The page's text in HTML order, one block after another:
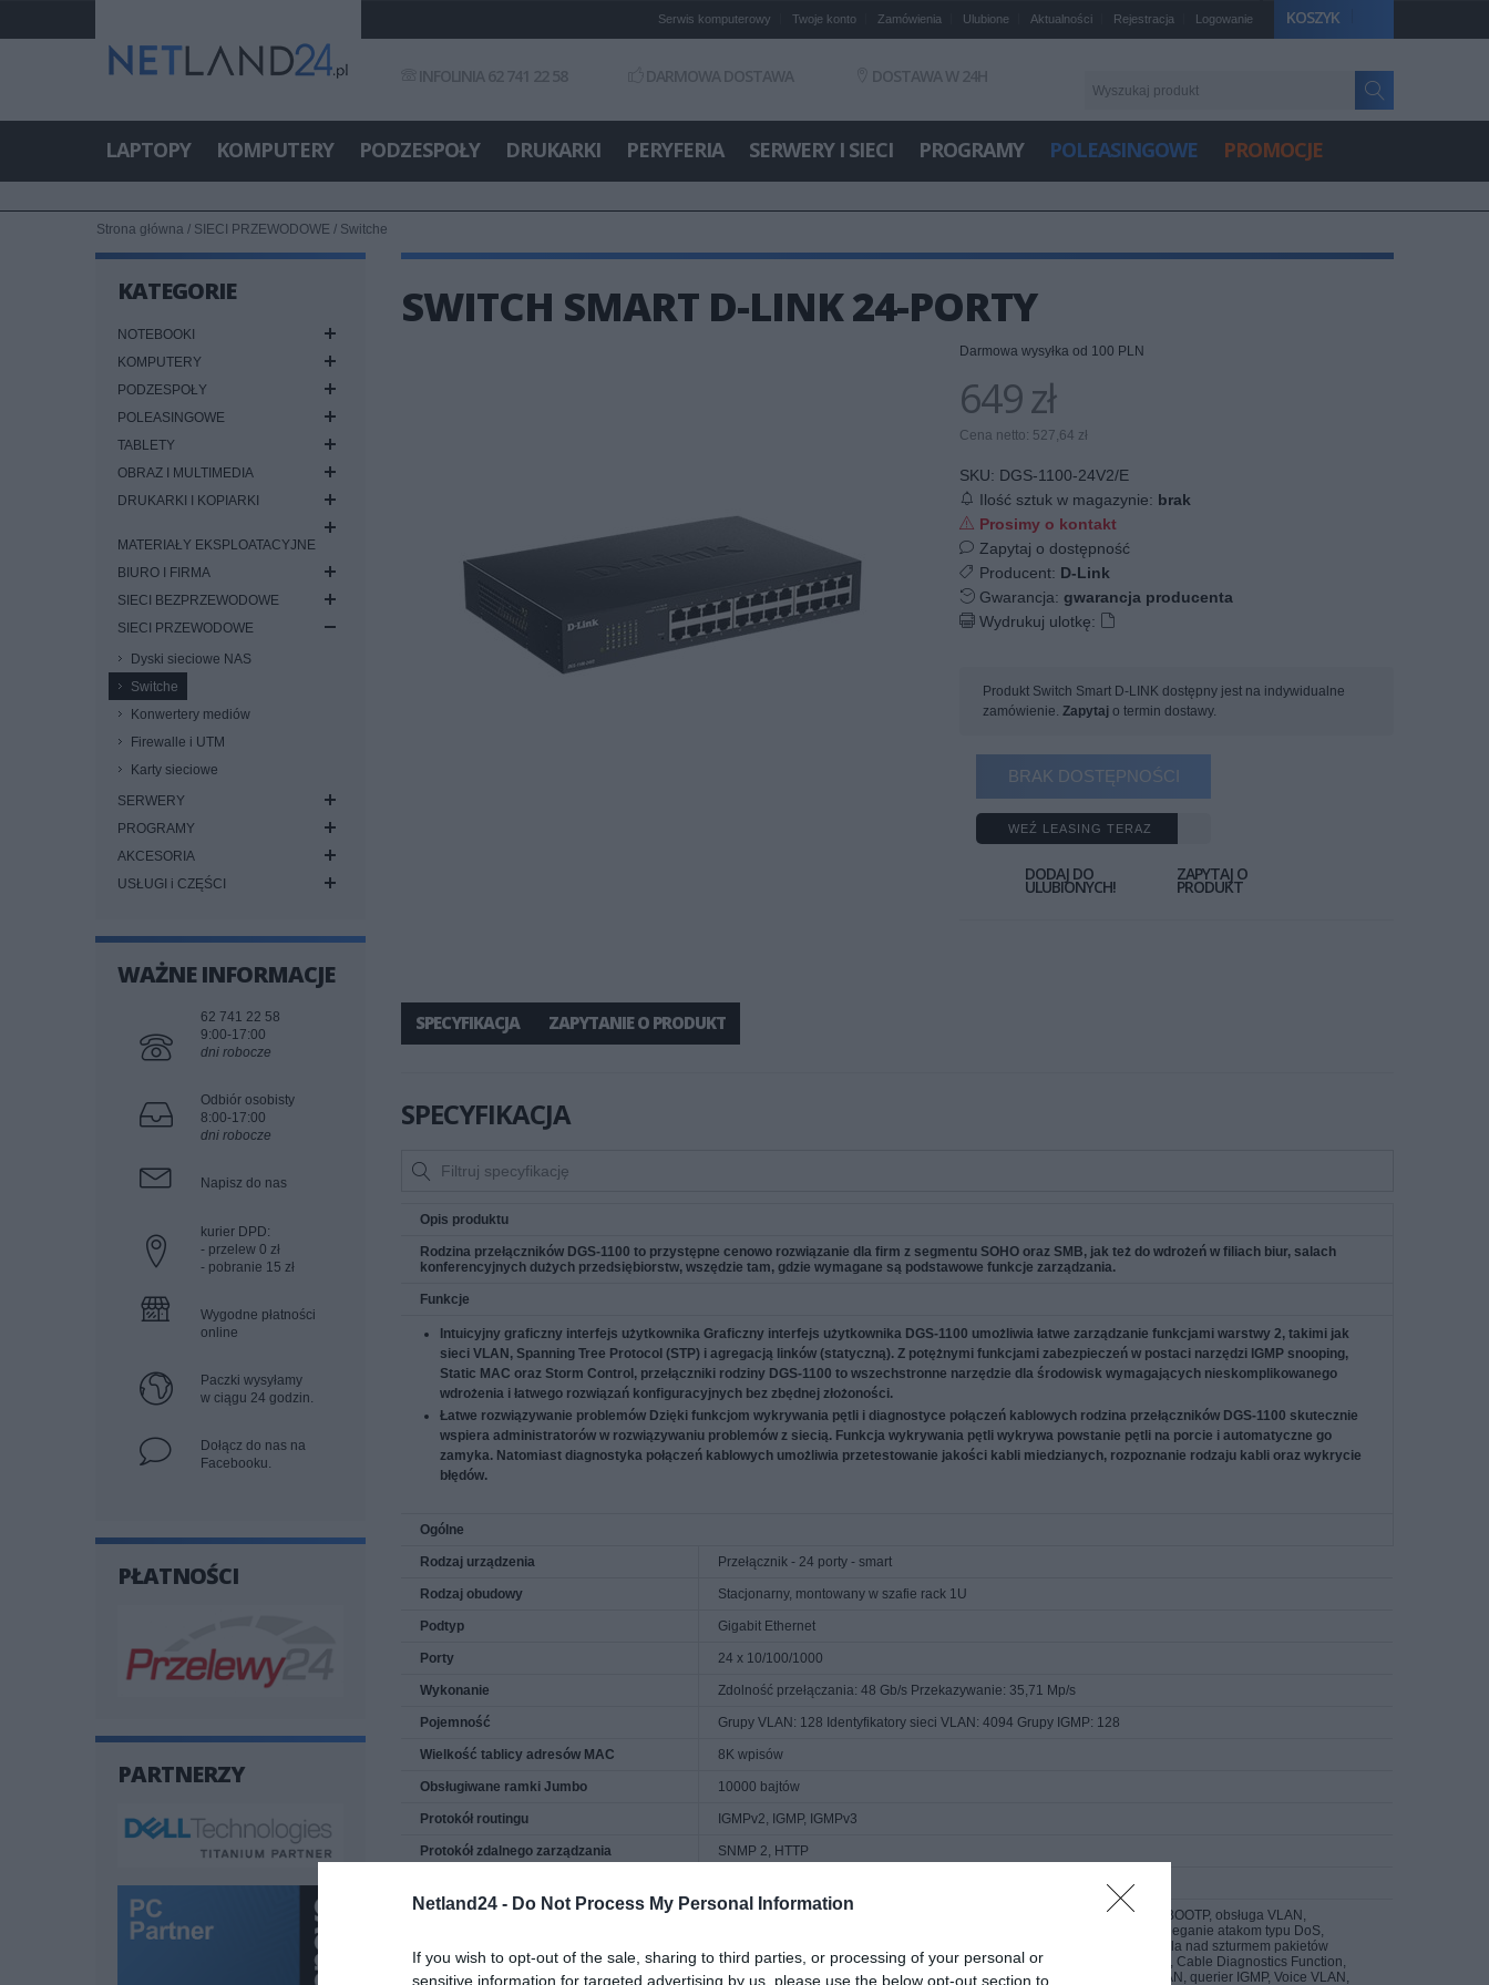
Netland24 - Do Not Process My Personal Information
If you wish to opt-out of the sale, sharing to third parties, or processing of your personal or
sensitive information for targeted advertising by us, please use the below opt-out section to
KOSZYK
Serwis komputerowy Twoje konto Zamówienia Ulubione Aktualności Rejestracja Logowanie
INFOLINIA 62 741 22 58 DARMOWA DOSTAWA DOSTAWA W 24H
LAPTOPY KOMPUTERY PODZESPOŁY DRUKARKI PERYFERIA SERWERY I SIECI PROGRAMY POLEASINGOWE PROMOCJE
Strona główna / SIECI PRZEWODOWE / Switche
KATEGORIE
NOTEBOOKI
KOMPUTERY
PODZESPOŁY
POLEASINGOWE
TABLETY
OBRAZ I MULTIMEDIA
DRUKARKI I KOPIARKI
MATERIAŁY EKSPLOATACYJNE
BIURO I FIRMA
SIECI BEZPRZEWODOWE
SIECI PRZEWODOWE
Dyski sieciowe NAS
Switche
Konwertery mediów
Firewalle i UTM
Karty sieciowe
SERWERY
PROGRAMY
AKCESORIA
USŁUGI i CZĘŚCI
WAŻNE INFORMACJE
62 741 22 58
9:00-17:00
dni robocze
Odbiór osobisty
8:00-17:00
dni robocze
Napisz do nas
kurier DPD:
- przelew 0 zł
- pobranie 15 zł
Wygodne płatności
online
Paczki wysyłamy
w ciągu 24 godzin.
Dołącz do nas na
Facebooku.
PŁATNOŚCI
PARTNERZY
SWITCH SMART D-LINK 24-PORTY
Darmowa wysyłka od 100 PLN
649 zł
Cena netto: 527,64 zł
SKU: DGS-1100-24V2/E
Ilość sztuk w magazynie: brak
Prosimy o kontakt
Zapytaj o dostępność
Producent: D-Link
Gwarancja: gwarancja producenta
Wydrukuj ulotkę:
Produkt Switch Smart D-LINK dostępny jest na indywidualne
zamówienie. Zapytaj o termin dostawy.
BRAK DOSTĘPNOŚCI
WEŹ LEASING TERAZ
DODAJ DO
ULUBIONYCH!
ZAPYTAJ O
PRODUKT
SPECYFIKACJA ZAPYTANIE O PRODUKT
SPECYFIKACJA
Opis produktu
Rodzina przełączników DGS‑1100 to przystępne cenowo rozwiązanie dla firm z segmentu SOHO oraz SMB, jak też do wdrożeń w filiach biur, salach
konferencyjnych dużych przedsiębiorstw, wszędzie tam, gdzie wymagane są podstawowe funkcje zarządzania.
Funkcje
Intuicyjny graficzny interfejs użytkownika Graficzny interfejs użytkownika DGS-1100 umożliwia łatwe zarządzanie funkcjami warstwy 2, takimi jak
sieci VLAN, Spanning Tree Protocol (STP) i agregacją linków (statyczną). Z potężnymi funkcjami zabezpieczeń w postaci narzędzi IGMP snooping,
Static MAC oraz Storm Control, przełączniki rodziny DGS-1100 to wszechstronne narzędzie dla środowisk wymagających nieskomplikowanego
wdrożenia i łatwego rozwiązań konfiguracyjnych bez zbędnej złożoności.
Łatwe rozwiązywanie problemów Dzięki funkcjom wykrywania pętli i diagnostyce połączeń kablowych rodzina przełączników DGS-1100 skutecznie
wspiera administratorów w rozwiązywaniu problemów z siecią. Funkcja wykrywania pętli wykrywa powstanie pętli na porcie i automatyczne go
zamyka. Natomiast diagnostyka połączeń kablowych umożliwia przetestowanie jakości kabli miedzianych, rozpoznanie rodzaju kabli oraz wykrycie
błędów.
Ogólne
Rodzaj urządzenia Przełącznik - 24 porty - smart
Rodzaj obudowy Stacjonarny, montowany w szafie rack 1U
Podtyp Gigabit Ethernet
Porty 24 x 10/100/1000
Wykonanie Zdolność przełączania: 48 Gb/s Przekazywanie: 35,71 Mp/s
Pojemność Grupy VLAN: 128 Identyfikatory sieci VLAN: 4094 Grupy IGMP: 128
Wielkość tablicy adresów MAC 8K wpisów
Obsługiwane ramki Jumbo 10000 bajtów
Protokół routingu IGMPv2, IGMP, IGMPv3
Protokół zdalnego zarządzania SNMP 2, HTTP
Sterowanie przepływem, możliwy pełen dupleks, autonegocjacja, obsługa BOOTP, obsługa VLAN,
automatyczna funkcja uplink (auto MDI/MDI-X), nasłuchiwanie IGMP, zapobieganie atakom typu DoS,
dublowanie portów, Broadcast Storm Control, tryb pełnego dupleksu, kontrola nad szturmem pakietów
multicast, kontrola nad szturmem pakietów unicast, Quality of Service (QoS), Cable Diagnostics Function,
kontrola łącza, bez chłodzenia, obsługuje LLDP, klient DHCP, znaczniki VLAN, querier IGMP, Voice VLAN,